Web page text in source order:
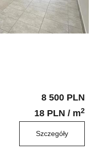
8 500 PLN
18 PLN / m2
Szczegóły